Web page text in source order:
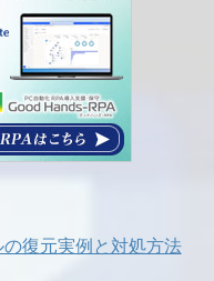
復元実例と対処方法